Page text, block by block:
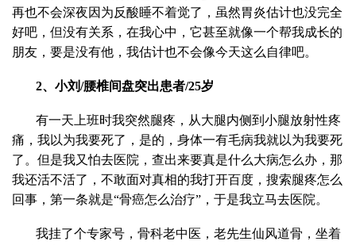
再也不会深夜因为反酸睡不着觉了，虽然胃炎估计也没完全
好吧，但没有关系，在我心中，它甚至就像一个帮我成长的
朋友，要是没有他，我估计也不会像今天这么自律吧。
2、 小刘/腰椎间盘突出患者/25岁
有一天上班时我突然腿疼，从大腿内侧到小腿放射性疼
痛，我以为我要死了，是的，身体一有毛病我就以为我要死
了。但是我又怕去医院，查出来要真是什么大病怎么办，那
我还活不活了，不敢面对真相的我打开百度，搜索腿疼怎么
回事，第一条就是“骨癌怎么治疗”，于是我立马去医院。
我挂了个专家号，骨科老中医，老先生仙风道骨，坐着